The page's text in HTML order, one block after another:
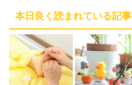
本日良く読まれている記事